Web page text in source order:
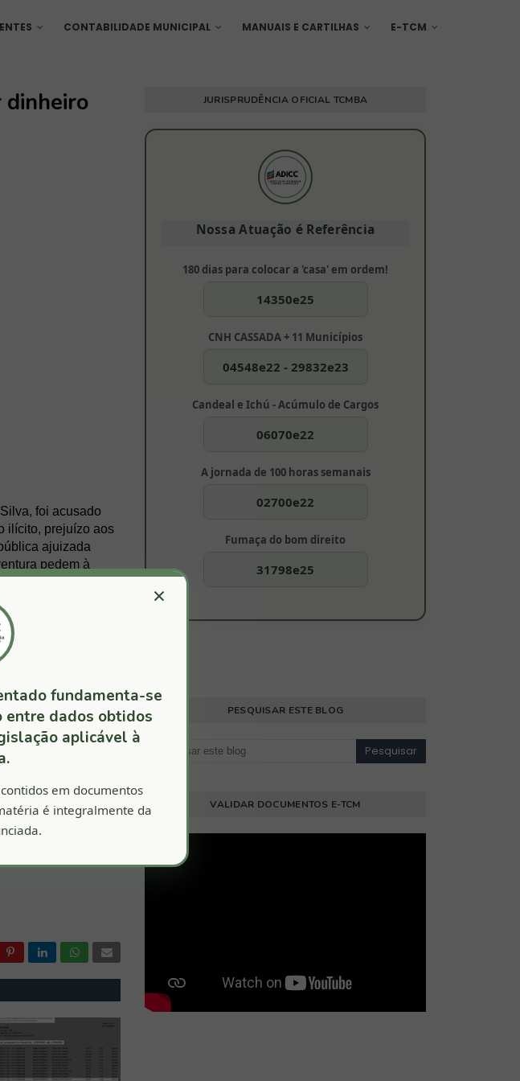
CONTABILIDADE MUNICIPAL MANUAIS E CARTILHAS E-TCM
dinheiro
foi acusado
ilícito, prejuízo aos
ajuizada
pedem à
comissionados de
em sua
monetárias, é de
dos cargos
a irregularidade foi
está na minha casa
da minha casa?
“nomeou seus
com as custas
JURISPRUDÊNCIA OFICIAL TCMBA
Nossa Atuação é Referência
180 dias para colocar a 'casa' em ordem!
14350e25
CNH CASSADA + 11 Municípios
04548e22 - 29832e23
Candeal e Ichú - Acúmulo de Cargos
06070e22
A jornada de 100 horas semanais
02700e22
Fumaça do bom direito
31798e25
×
fundamenta-se
entre dados obtidos
aplicável à
em documentos
é integralmente da
PESQUISAR ESTE BLOG
VALIDAR DOCUMENTOS E-TCM